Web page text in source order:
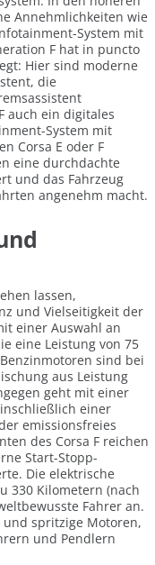
Annehmlichkeiten wie
System mit
F hat in puncto
Hier sind moderne
die
auch ein digitales
System mit
Corsa E oder F
eine durchdachte
und das Fahrzeug
angenehm macht.
lassen,
und Vielseitigkeit der
einer Auswahl an
eine Leistung von 75
sind bei
aus Leistung
geht mit einer
einer
emissionsfreies
des Corsa F reichen
Start-Stopp-
Die elektrische
330 Kilometern (nach
Fahrer an.
und spritzige Motoren,
und Pendlern